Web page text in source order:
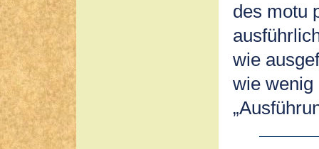
des motu
wie
wie wenig